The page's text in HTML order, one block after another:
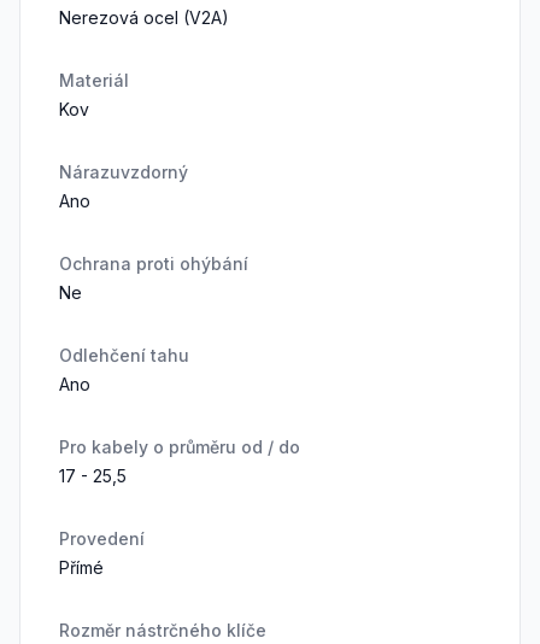
Nerezová ocel (V2A)
Materiál
Kov
Nárazuvzdorný
Ano
Ochrana proti ohýbání
Ne
Odlehčení tahu
Ano
Pro kabely o průměru od / do
17 - 25,5
Provedení
Přímé
Rozměr nástrčného klíče